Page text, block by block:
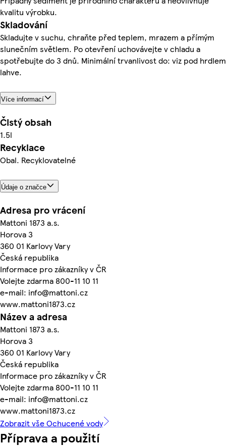
kvalitu výrobku.
Skladování
Skladujte v suchu, chraňte před teplem, mrazem a přímým
slunečním světlem. Po otevření uchovávejte v chladu a
spotřebujte do 3 dnů. Minimální trvanlivost do: viz pod hrdlem
lahve.
Více informací
Čistý obsah
1.5l
Recyklace
Obal. Recyklovatelné
Údaje o značce
Adresa pro vrácení
Mattoni 1873 a.s.
Horova 3
360 01 Karlovy Vary
Česká republika
Informace pro zákazníky v ČR
Volejte zdarma 800-11 10 11
e-mail: info@mattoni.cz
www.mattoni1873.cz
Název a adresa
Mattoni 1873 a.s.
Horova 3
360 01 Karlovy Vary
Česká republika
Informace pro zákazníky v ČR
Volejte zdarma 800-11 10 11
e-mail: info@mattoni.cz
www.mattoni1873.cz
Zobrazit vše Ochucené vody
Příprava a použití